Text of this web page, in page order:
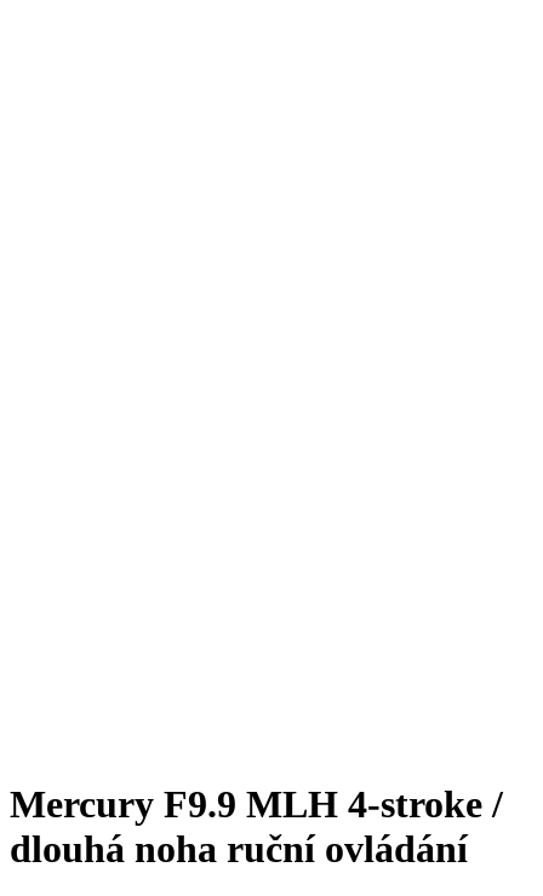
Mercury F9.9 MLH 4-stroke /
dlouhá noha ruční ovládání